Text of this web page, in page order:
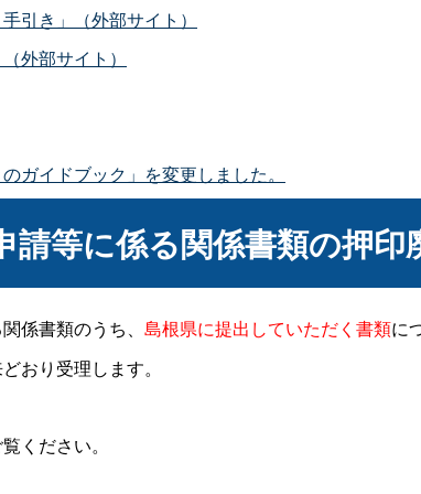
引き」（外部サイト）
外部サイト）
ガイドブック」を変更しました。
請等に係る関係書類の押印
係書類のうち、 島根県に提出していただく書類に
おり受理します。
ください。